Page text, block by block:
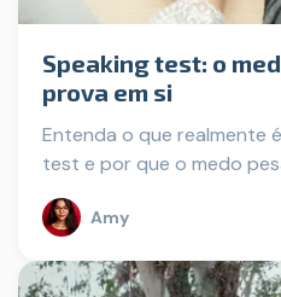
Speaking test: o
prova em si
Entenda o que realmente
test e por que o medo
Amy